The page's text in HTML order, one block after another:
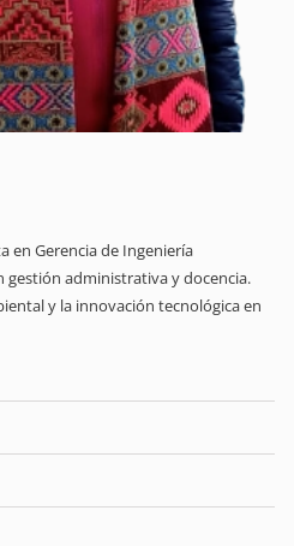
en Gerencia de Ingeniería
gestión administrativa y docencia.
y la innovación tecnológica en